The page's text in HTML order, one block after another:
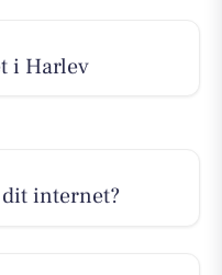
i Harlev
internet?